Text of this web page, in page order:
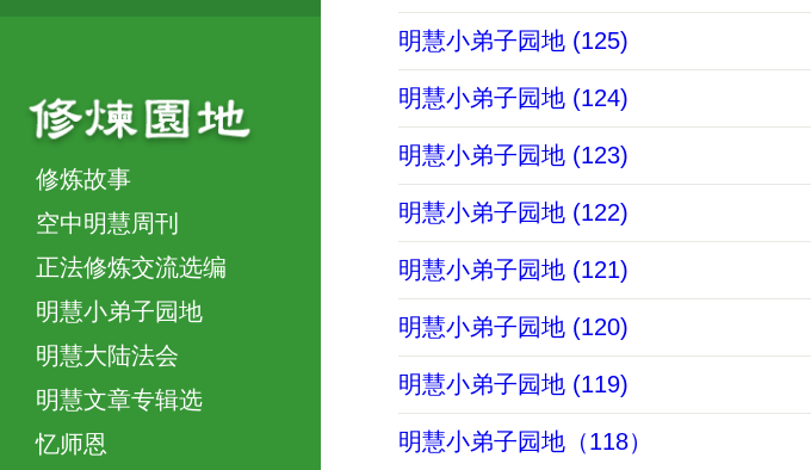
修炼故事
空中明慧周刊
正法修炼交流选编
明慧小弟子园地
明慧大陆法会
明慧文章专辑选
忆师恩
明慧小弟子园地 (125)
明慧小弟子园地 (124)
明慧小弟子园地 (123)
明慧小弟子园地 (122)
明慧小弟子园地 (121)
明慧小弟子园地 (120)
明慧小弟子园地 (119)
明慧小弟子园地（118）